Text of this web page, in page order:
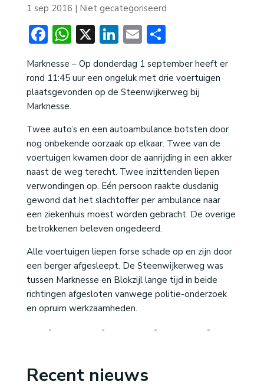
1 sep 2016 | Niet gecategoriseerd
Facebook
WhatsApp
X LinkedIn
EmailDelen
Marknesse – Op donderdag 1 september heeft er
rond 11:45 uur een ongeluk met drie voertuigen
plaatsgevonden op de Steenwijkerweg bij
Marknesse.
Twee auto’s en een autoambulance botsten door
nog onbekende oorzaak op elkaar. Twee van de
voertuigen kwamen door de aanrijding in een akker
naast de weg terecht. Twee inzittenden liepen
verwondingen op. Eén persoon raakte dusdanig
gewond dat het slachtoffer per ambulance naar
een ziekenhuis moest worden gebracht. De overige
betrokkenen beleven ongedeerd.
Alle voertuigen liepen forse schade op en zijn door
een berger afgesleept. De Steenwijkerweg was
tussen Marknesse en Blokzijl lange tijd in beide
richtingen afgesloten vanwege politie-onderzoek
en opruim werkzaamheden.
Recent nieuws